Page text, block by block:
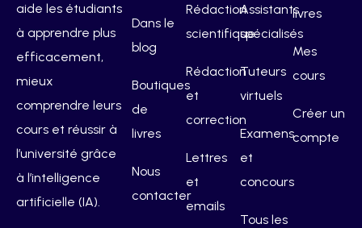
aide les étudiants
à apprendre plus
efficacement,
mieux
comprendre leurs
cours et réussir à
l’université grâce
à l’intelligence
artificielle (IA).
Dans le
blog
Boutiques
de
livres
Nous
contacter
Rédaction
scientifique
Rédaction
et
correction
Lettres
et
emails
Assistants
spécialisés
Tuteurs
virtuels
Examens
et
concours
Tous les
livres
Mes
cours
Créer un
compte